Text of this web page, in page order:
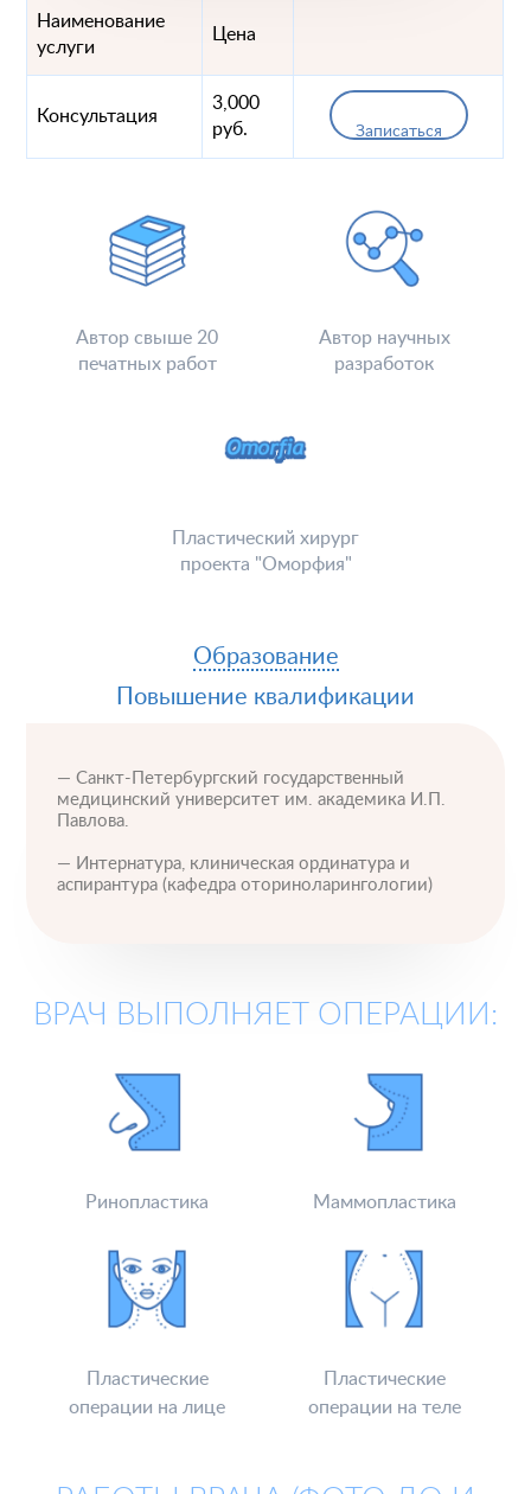
Наименование
услуги
Цена
Консультация
3,000
руб.
Записаться
Автор свыше 20
печатных работ
Автор научных
разработок
Пластический хирург
проекта "Оморфия"
Образование
Повышение квалификации
— Санкт-Петербургский государственный
медицинский университет им. академика И.П.
Павлова.
— Интернатура, клиническая ординатура и
аспирантура (кафедра оториноларингологии)
ВРАЧ ВЫПОЛНЯЕТ ОПЕРАЦИИ:
Ринопластика Маммопластика
Пластические
операции на лице
Пластические
операции на теле